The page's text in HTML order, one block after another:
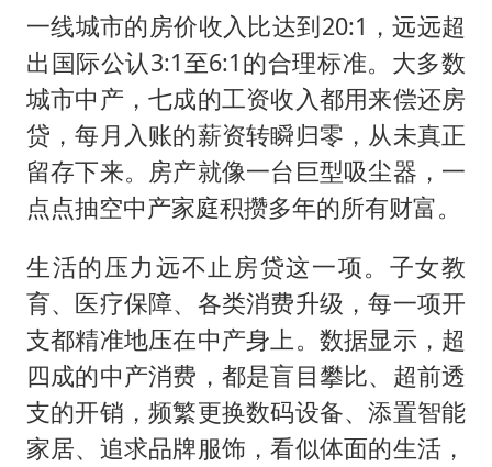
一线城市的房价收入比达到20:1，远远超
出国际公认3:1至6:1的合理标准。大多数
城市中产，七成的工资收入都用来偿还房
贷，每月入账的薪资转瞬归零，从未真正
留存下来。房产就像一台巨型吸尘器，一
点点抽空中产家庭积攒多年的所有财富。
生活的压力远不止房贷这一项。子女教
育、医疗保障、各类消费升级，每一项开
支都精准地压在中产身上。数据显示，超
四成的中产消费，都是盲目攀比、超前透
支的开销，频繁更换数码设备、添置智能
家居、追求品牌服饰，看似体面的生活，